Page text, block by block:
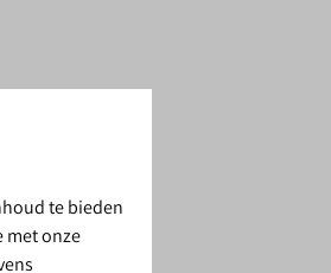
te bieden
met onze